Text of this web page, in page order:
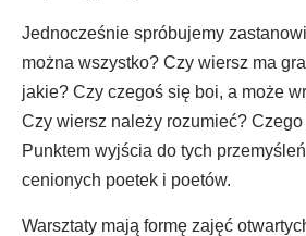
Jednocześnie spróbujemy
można wszystko? Czy wiersz ma
jakie? Czy czegoś się boi, a może
Czy wiersz należy rozumieć?
Punktem wyjścia do tych
cenionych poetek i poetów.
Warsztaty mają formę zajęć